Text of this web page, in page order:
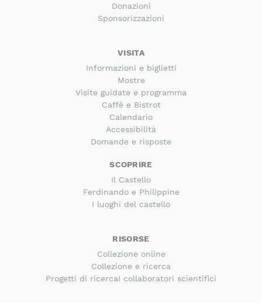
Donazioni
Sponsorizzazioni
VISITA
Informazioni e biglietti
Mostre
Visite guidate e programma
Caffè e Bistrot
Calendario
Accessibilità
Domande e risposte
SCOPRIRE
Il Castello
Ferdinando e Philippine
I luoghi del castello
RISORSE
Collezione online
Collezione e ricerca
Progetti di ricercaI collaboratori scientifici